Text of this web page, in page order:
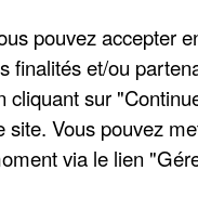
« Ton nom ». Il s'agit
Arthur Morel. Au
Bent : « Et si
pouvez accepter
finalités et/ou
cliquant sur
site. Vous pouvez
via le lien